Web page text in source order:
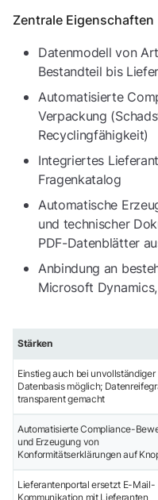
Zentrale Eigenschaften
Datenmodell von
Bestandteil bis
Automatisierte
Verpackung
Recyclingfähigkeit)
Integriertes
Fragenkatalog
Automatische
und technischer
PDF-Datenblätter
Anbindung an
Microsoft
Stärken
Einstieg auch bei unvollständiger
Datenbasis möglich;
transparent gemacht
Automatisierte Compliance-
und Erzeugung von
Konformitätserklärungen auf
Lieferantenportal ersetzt E-Mail-
Kommunikation mit Lieferanten